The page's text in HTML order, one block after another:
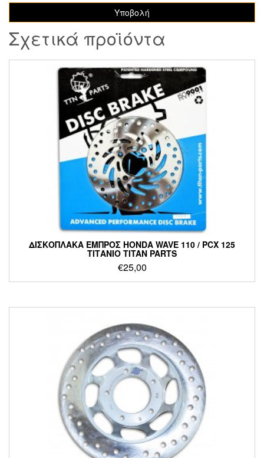
Σχετικά προϊόντα
ΔΙΣΚΟΠΛΑΚΑ ΕΜΠΡΟΣ HONDA WAVE 110 / PCX 125
ΤΙΤΑΝΙΟ TITAN PARTS
€25,00